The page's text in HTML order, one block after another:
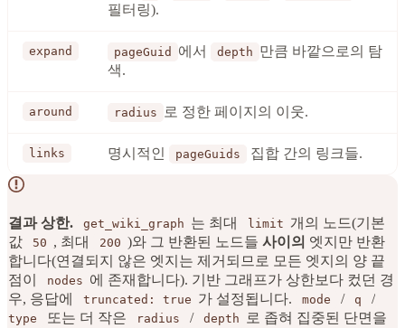
필터링).
expand pageGuid 에서 depth 만큼 바깥으로의 탐
색.
around radius 로 정한 페이지의 이웃.
links 명시적인 pageGuids 집합 간의 링크들.
결과 상한. get_wiki_graph 는 최대 limit 개의 노드(기본
값
50 , 최대 200 )와 그 반환된 노드들 사이의 엣지만 반환
합니다(연결되지 않은 엣지는 제거되므로 모든 엣지의 양 끝
점이
nodes 에 존재합니다). 기반 그래프가 상한보다 컸던 경
우, 응답에
truncated: true 가 설정됩니다. mode / q /
type 또는 더 작은 radius / depth 로 좁혀 집중된 단면을